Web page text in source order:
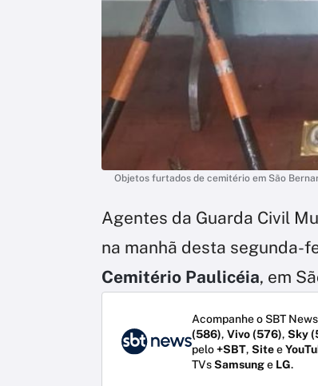
Objetos furtados de cemitério em São
Agentes da Guarda Civil
na manhã desta segunda-
Cemitério Paulicéia, em
Acompanhe o SBT
(586), Vivo (576), Sky
pelo+SBT, Sitee
TVsSamsunge LG.